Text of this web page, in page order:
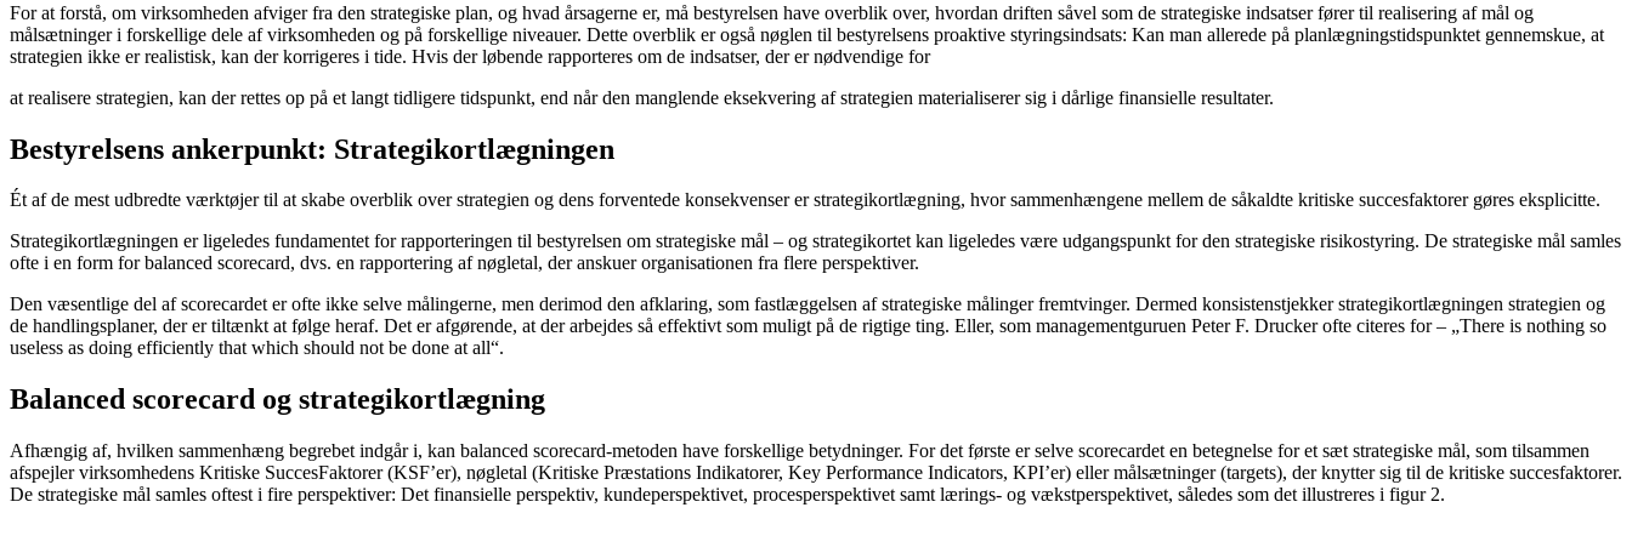
For at forstå, om virksomheden afviger fra den strategiske plan, og hvad årsagerne er, må bestyrelsen have overblik over, hvordan driften såvel som de strategiske indsatser fører til realisering af mål og
målsætninger i forskellige dele af virksomheden og på forskellige niveauer. Dette overblik er også nøglen til bestyrelsens proaktive styringsindsats: Kan man allerede på planlægningstidspunktet gennemskue, at
strategien ikke er realistisk, kan der korrigeres i tide. Hvis der løbende rapporteres om de indsatser, der er nødvendige for
at realisere strategien, kan der rettes op på et langt tidligere tidspunkt, end når den manglende eksekvering af strategien materialiserer sig i dårlige finansielle resultater.
Bestyrelsens ankerpunkt: Strategikortlægningen
Ét af de mest udbredte værktøjer til at skabe overblik over strategien og dens forventede konsekvenser er strategikortlægning, hvor sammenhængene mellem de såkaldte kritiske succesfaktorer gøres eksplicitte.
Strategikortlægningen er ligeledes fundamentet for rapporteringen til bestyrelsen om strategiske mål – og strategikortet kan ligeledes være udgangspunkt for den strategiske risikostyring. De strategiske mål samles
ofte i en form for balanced scorecard, dvs. en rapportering af nøgletal, der anskuer organisationen fra flere perspektiver.
Den væsentlige del af scorecardet er ofte ikke selve målingerne, men derimod den afklaring, som fastlæggelsen af strategiske målinger fremtvinger. Dermed konsistenstjekker strategikortlægningen strategien og
de handlingsplaner, der er tiltænkt at følge heraf. Det er afgørende, at der arbejdes så effektivt som muligt på de rigtige ting. Eller, som managementguruen Peter F. Drucker ofte citeres for – „There is nothing so
useless as doing efficiently that which should not be done at all“.
Balanced scorecard og strategikortlægning
Afhængig af, hvilken sammenhæng begrebet indgår i, kan balanced scorecard-metoden have forskellige betydninger. For det første er selve scorecardet en betegnelse for et sæt strategiske mål, som tilsammen
afspejler virksomhedens Kritiske SuccesFaktorer (KSF’er), nøgletal (Kritiske Præstations Indikatorer, Key Performance Indicators, KPI’er) eller målsætninger (targets), der knytter sig til de kritiske succesfaktorer.
De strategiske mål samles oftest i fire perspektiver: Det finansielle perspektiv, kundeperspektivet, procesperspektivet samt lærings- og vækstperspektivet, således som det illustreres i figur 2.